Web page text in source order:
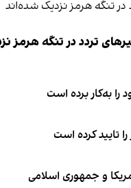
تردد در تنگه هرمز
را به‌کار برده است
تایید کرده است
و جمهوری اسلامی